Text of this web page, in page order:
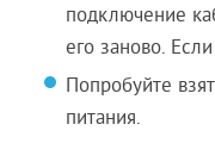
подключение
его заново.
Попробуйте
питания.